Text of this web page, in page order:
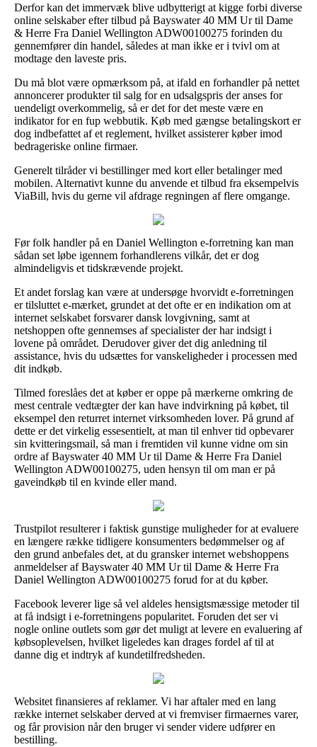
Derfor kan det immervæk blive udbytterigt at kigge forbi diverse
online selskaber efter tilbud på Bayswater 40 MM Ur til Dame
& Herre Fra Daniel Wellington ADW00100275 forinden du
gennemfører din handel, således at man ikke er i tvivl om at
modtage den laveste pris.
Du må blot være opmærksom på, at ifald en forhandler på nettet
annoncerer produkter til salg for en udsalgspris der anses for
uendeligt overkommelig, så er det for det meste være en
indikator for en fup webbutik. Køb med gængse betalingskort er
dog indbefattet af et reglement, hvilket assisterer køber imod
bedrageriske online firmaer.
Generelt tilråder vi bestillinger med kort eller betalinger med
mobilen. Alternativt kunne du anvende et tilbud fra eksempelvis
ViaBill, hvis du gerne vil afdrage regningen af flere omgange.
Før folk handler på en Daniel Wellington e-forretning kan man
sådan set løbe igennem forhandlerens vilkår, det er dog
almindeligvis et tidskrævende projekt.
Et andet forslag kan være at undersøge hvorvidt e-forretningen
er tilsluttet e-mærket, grundet at det ofte er en indikation om at
internet selskabet forsvarer dansk lovgivning, samt at
netshoppen ofte gennemses af specialister der har indsigt i
lovene på området. Derudover giver det dig anledning til
assistance, hvis du udsættes for vanskeligheder i processen med
dit indkøb.
Tilmed foreslåes det at køber er oppe på mærkerne omkring de
mest centrale vedtægter der kan have indvirkning på købet, til
eksempel den returret internet virksomheden lover. På grund af
dette er det virkelig essesentielt, at man til enhver tid opbevarer
sin kvitteringsmail, så man i fremtiden vil kunne vidne om sin
ordre af Bayswater 40 MM Ur til Dame & Herre Fra Daniel
Wellington ADW00100275, uden hensyn til om man er på
gaveindkøb til en kvinde eller mand.
Trustpilot resulterer i faktisk gunstige muligheder for at evaluere
en længere række tidligere konsumenters bedømmelser og af
den grund anbefales det, at du gransker internet webshoppens
anmeldelser af Bayswater 40 MM Ur til Dame & Herre Fra
Daniel Wellington ADW00100275 forud for at du køber.
Facebook leverer lige så vel aldeles hensigtsmæssige metoder til
at få indsigt i e-forretningens popularitet. Foruden det ser vi
nogle online outlets som gør det muligt at levere en evaluering af
købsoplevelsen, hvilket ligeledes kan drages fordel af til at
danne dig et indtryk af kundetilfredsheden.
Websitet finansieres af reklamer. Vi har aftaler med en lang
række internet selskaber derved at vi fremviser firmaernes varer,
og får provision når den bruger vi sender videre udfører en
bestilling.